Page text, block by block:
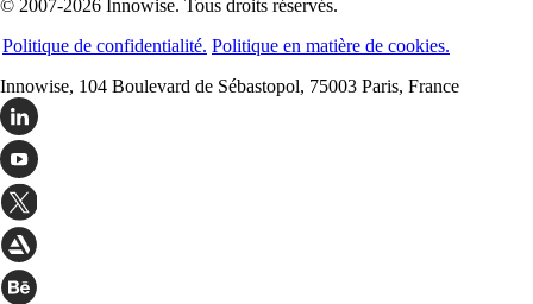
© 2007-2026 Innowise. Tous droits réservés.
Politique de confidentialité. Politique en matière de cookies.
Innowise, 104 Boulevard de Sébastopol, 75003 Paris, France